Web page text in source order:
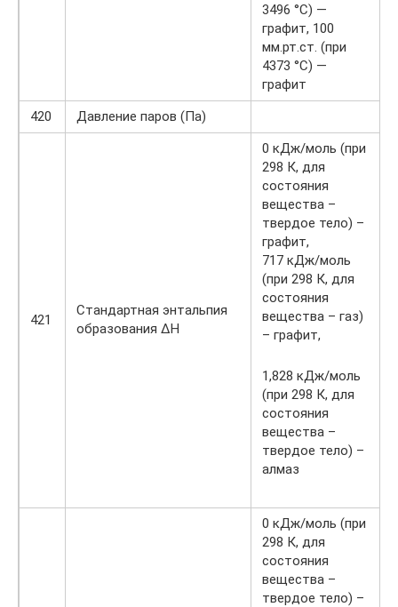
3496 °C) —
графит, 100
мм.рт.ст. (при
4373 °C) —
графит
420
Давление паров (Па)
421
Стандартная энтальпия
образования ΔH
0 кДж/моль (при
298 К, для
состояния
вещества –
твердое тело) –
графит,
717 кДж/моль
(при 298 К, для
состояния
вещества – газ)
– графит,
1,828 кДж/моль
(при 298 К, для
состояния
вещества –
твердое тело) –
алмаз
0 кДж/моль (при
298 К, для
состояния
вещества –
твердое тело) –